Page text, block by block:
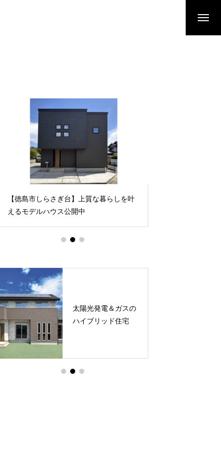
【徳島市しらさぎ台】上質な暮らしを叶
えるモデルハウス公開中
太陽光発電＆ガスの
ハイブリッド住宅